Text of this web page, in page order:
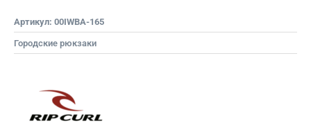
Артикул: 00IWBA-165
Городские рюкзаки